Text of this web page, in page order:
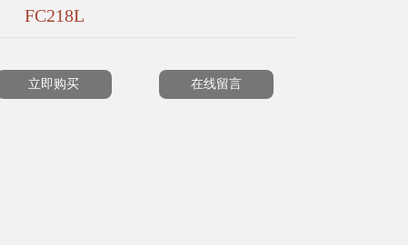
FC218L
立即购买 在线留言